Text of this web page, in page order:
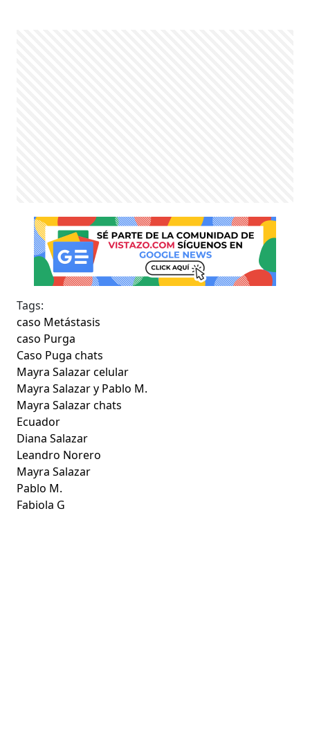
Tags:
caso Metástasis
caso Purga
Caso Puga chats
Mayra Salazar celular
Mayra Salazar y Pablo M.
Mayra Salazar chats
Ecuador
Diana Salazar
Leandro Norero
Mayra Salazar
Pablo M.
Fabiola G